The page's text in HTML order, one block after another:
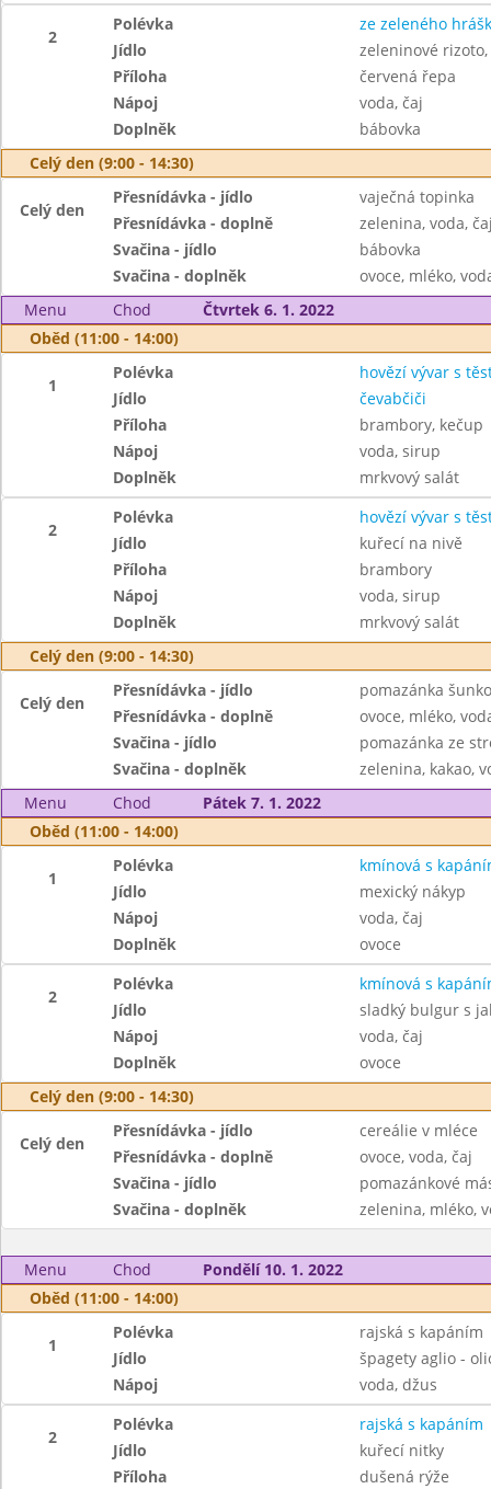
2
Polévka
ze zeleného
Jídlo
zeleninové
Příloha
červená řepa
Nápoj
voda, čaj
Doplněk
bábovka
Celý den (9:00 - 14:30)
Celý den
Přesnídávka - jídlo
vaječná topinka
Přesnídávka - doplně
zelenina, voda,
Svačina - jídlo
bábovka
Svačina - doplněk
ovoce, mléko,
Menu
Chod
Čtvrtek 6. 1. 2022
Oběd (11:00 - 14:00)
1
Polévka
hovězí vývar s
Jídlo
čevabčiči
Příloha
brambory, kečup
Nápoj
voda, sirup
Doplněk
mrkvový salát
2
Polévka
hovězí vývar s
Jídlo
kuřecí na nivě
Příloha
brambory
Nápoj
voda, sirup
Doplněk
mrkvový salát
Celý den (9:00 - 14:30)
Celý den
Přesnídávka - jídlo
pomazánka
Přesnídávka - doplně
ovoce, mléko,
Svačina - jídlo
pomazánka ze
Svačina - doplněk
zelenina, kakao,
Menu
Chod
Pátek 7. 1. 2022
Oběd (11:00 - 14:00)
1
Polévka
kmínová s
Jídlo
mexický nákyp
Nápoj
voda, čaj
Doplněk
ovoce
2
Polévka
kmínová s
Jídlo
sladký bulgur s
Nápoj
voda, čaj
Doplněk
ovoce
Celý den (9:00 - 14:30)
Celý den
Přesnídávka - jídlo
cereálie v mléce
Přesnídávka - doplně
ovoce, voda, čaj
Svačina - jídlo
pomazánkové
Svačina - doplněk
zelenina, mléko,
Menu Chod
Pondělí 10. 1. 2022
Oběd (11:00 - 14:00)
1
Polévka
rajská s kapáním
Jídlo
špagety aglio -
Nápoj
voda, džus
2
Polévka
rajská s kapáním
Jídlo
kuřecí nitky
Příloha
dušená rýže